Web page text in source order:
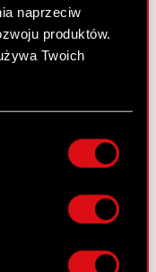
naprzeciw
produktów.
Twoich
nawet
aktywnie
je zbiory